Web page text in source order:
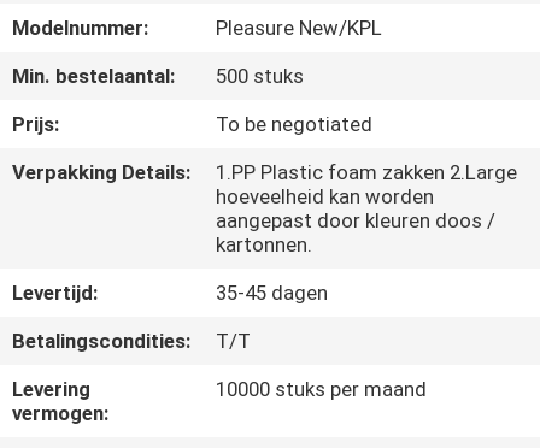
KWALITEITSCONTROLE
VRAAG
EEN
OFFERTE
Modelnummer:
Pleasure New/KPL
Min. bestelaantal:
500 stuks
Prijs:
To be negotiated
Verpakking Details:
1.PP Plastic foam zakken 2.Large
hoeveelheid kan worden
aangepast door kleuren doos /
kartonnen.
Levertijd:
35-45 dagen
Betalingscondities:
T/T
Levering
vermogen:
10000 stuks per maand